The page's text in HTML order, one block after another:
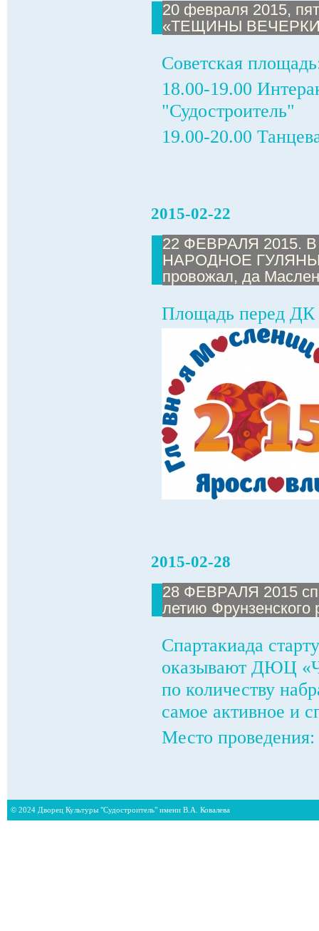
20 февраля 2015,
«ТЕЩИНЫ
Советская
18.00-19.00
"Судостроитель"
19.00-20.00
2015-02-22
22 ФЕВРАЛЯ 2015.
НАРОДНОЕ ГУЛЯНЬЕ
провожал, да
Площадь перед ДК
2015-02-28
28 ФЕВРАЛЯ 2015
летию Фрунзенского
Спартакиада
оказывают ДЮЦ
по количеству
самое активное и
Место
© 2024 Дворец Культуры "Судостроитель" имени В.А. Ковалева